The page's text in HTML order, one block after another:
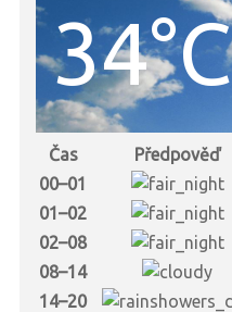
34°C
Čas Předpověď
00–01
01–02
02–08
08–14
14–20